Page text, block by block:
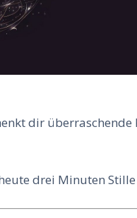
dir
drei Minuten